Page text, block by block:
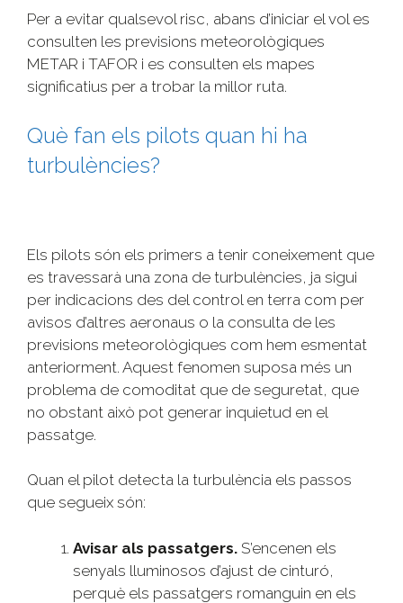
Per a evitar qualsevol risc, abans d’iniciar el vol es
consulten les previsions meteorològiques
METAR i TAFOR i es consulten els mapes
significatius per a trobar la millor ruta.
Què fan els pilots quan hi ha
turbulències?
Els pilots són els primers a tenir coneixement que
es travessarà una zona de turbulències, ja sigui
per indicacions des del control en terra com per
avisos d’altres aeronaus o la consulta de les
previsions meteorològiques com hem esmentat
anteriorment. Aquest fenomen suposa més un
problema de comoditat que de seguretat, que
no obstant això pot generar inquietud en el
passatge.
Quan el pilot detecta la turbulència els passos
que segueix són:
Avisar als passatgers. S’encenen els
senyals lluminosos d’ajust de cinturó,
perquè els passatgers romanguin en els